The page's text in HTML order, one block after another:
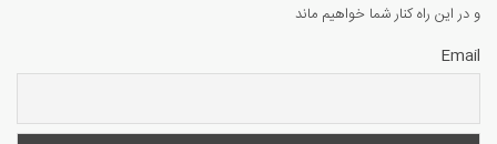
و در این راه کنار شما خواهیم ماند
Email